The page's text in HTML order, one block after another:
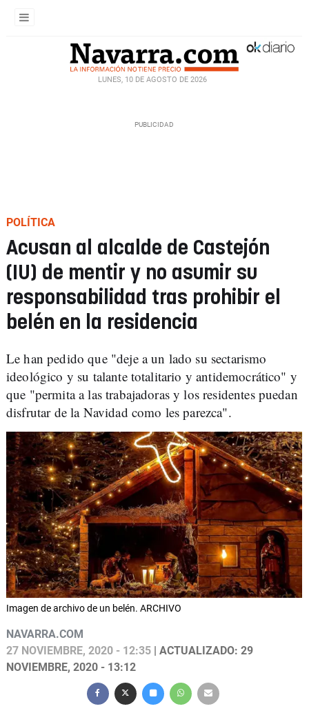
LUNES, 10 DE AGOSTO DE 2026
POLÍTICA
Acusan al alcalde de Castejón
(IU) de mentir y no asumir su
responsabilidad tras prohibir el
belén en la residencia
Le han pedido que "deje a un lado su sectarismo
ideológico y su talante totalitario y antidemocrático" y
que "permita a las trabajadoras y los residentes puedan
disfrutar de la Navidad como les parezca".
Imagen de archivo de un belén. ARCHIVO
NAVARRA.COM
27 NOVIEMBRE, 2020 - 12:35 | ACTUALIZADO: 29
NOVIEMBRE, 2020 - 13:12